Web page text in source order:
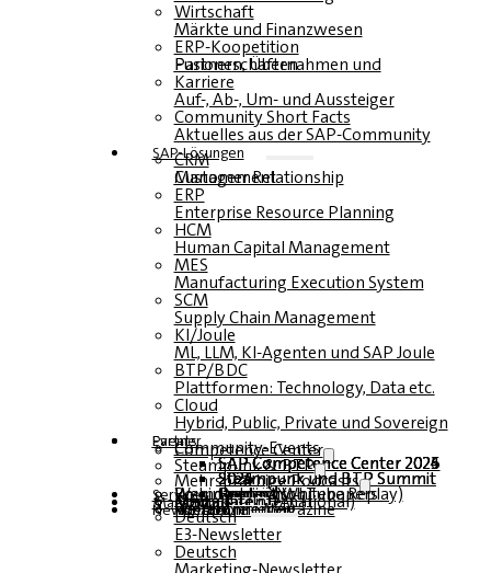
Wirtschaft
Märkte und Finanzwesen
ERP-Koopetition
Fusionen, Übernahmen und Partnerschaften
Karriere
Auf-, Ab-, Um- und Aussteiger
Community Short Facts
Aktuelles aus der SAP-Community
SAP-Lösungen
CRM
Customer Relationship Management
ERP
Enterprise Resource Planning
HCM
Human Capital Management
MES
Manufacturing Execution System
SCM
Supply Chain Management
KI/Joule
ML, LLM, KI-Agenten und SAP Joule
BTP/BDC
Plattformen: Technology, Data etc.
Cloud
Hybrid, Public, Private und Sovereign
Partner
EventsCommunity-Events
Competence Center
SAP Competence Center 2026
SAP Competence Center 2025
SAP Competence Center 2024
SAP Competence Center 2023
Steampunk & BTP
Steampunk und BTP Summit 2026
Steampunk und BTP Summit 2025
Steampunk und BTP Summit 2024
Mehrsprachige Podcasts
Deutsch
Englisch
Spanisch
Französisch
Roundtables (YouTube Replay)
Webinare und Whitepapers
Service
Formulare
Kontakt
Mediadaten DACH
Media Kit (International)
Magazin
hier abonnieren
für Abonnenten
kostenfreie Magazine
Newsletter
Deutsch
E3-Newsletter
Deutsch